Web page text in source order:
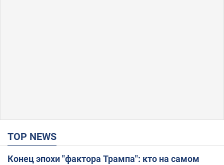
TOP NEWS
Конец эпохи "фактора Трампа": кто на самом